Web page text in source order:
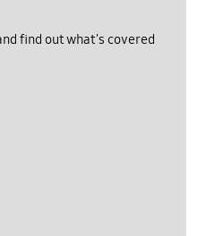
find out what's covered